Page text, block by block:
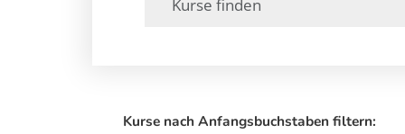
Kurse nach Anfangsbuchstaben filtern: